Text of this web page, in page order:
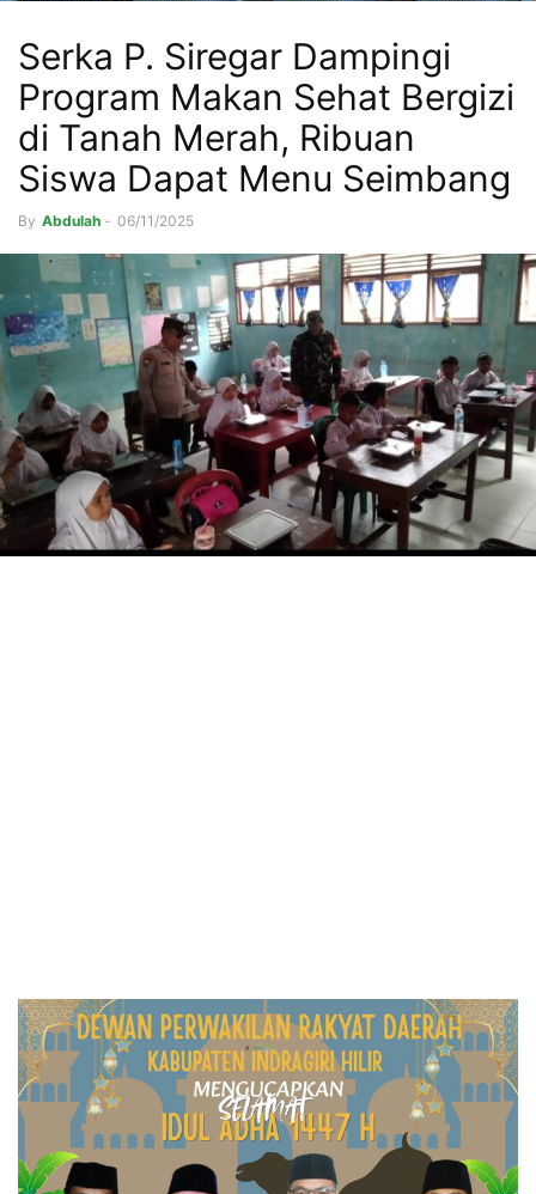
Serka P. Siregar Dampingi
Program Makan Sehat Bergizi
di Tanah Merah, Ribuan
Siswa Dapat Menu Seimbang
By Abdulah - 06/11/2025